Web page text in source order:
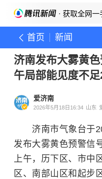
· 获取全网一
首页 新闻
济南发布大雾黄
午局部能见度不
爱济南
2026年5月18日16:34 山东
济南市气象台于
发布大雾黄色预警信
上午，历下区、市中
区、南部山区和起步